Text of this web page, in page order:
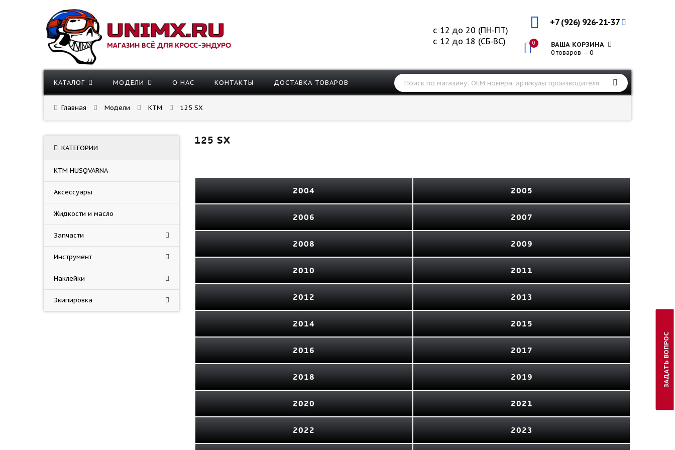
МАГАЗИН ВСЁ ДЛЯ КРОСС-ЭНДУРО
+7 (926) 926-21-37
0 ВАША КОРЗИНА
0 товаров — 0
с 12 до 20 (ПН-ПТ)
с 12 до 18 (СБ-ВС)
КАТАЛОГ МОДЕЛИ О НАС КОНТАКТЫ ДОСТАВКА ТОВАРОВ
Главная Модели KTM 125 SX
125 SX
2004 2005
2006 2007
2008 2009
2010 2011
2012 2013
2014 2015
2016 2017
2018 2019
2020 2021
2022 2023
КАТЕГОРИИ
KTM HUSQVARNA
Аксессуары
Жидкости и масло
Запчасти
Инструмент
Наклейки
Экипировка
ЗАДАТЬ ВОПРОС